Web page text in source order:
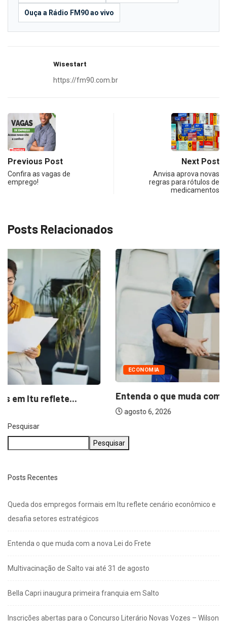
Ouça a Rádio FM90 ao vivo
Wisestart
https://fm90.com.br
Previous Post
Confira as vagas de
emprego!
Next Post
Anvisa aprova novas
regras para rótulos de
medicamentos
Posts Relacionados
ECONOMIA
Entenda o que muda com a nova...
Pesquisar
Pesquisar
Posts Recentes
Queda dos empregos formais em Itu reflete cenário econômico e
desafia setores estratégicos
Entenda o que muda com a nova Lei do Frete
Multivacinação de Salto vai até 31 de agosto
Bella Capri inaugura primeira franquia em Salto
Inscrições abertas para o Concurso Literário Novas Vozes – Wilson